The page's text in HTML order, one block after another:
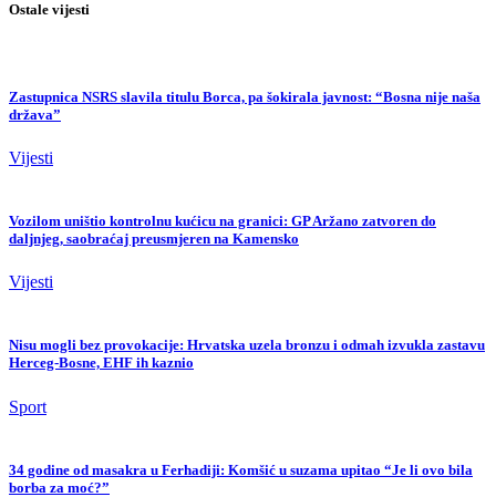
Ostale vijesti
Zastupnica NSRS slavila titulu Borca, pa šokirala javnost: “Bosna nije naša
država”
Vijesti
Vozilom uništio kontrolnu kućicu na granici: GP Aržano zatvoren do
daljnjeg, saobraćaj preusmjeren na Kamensko
Vijesti
Nisu mogli bez provokacije: Hrvatska uzela bronzu i odmah izvukla zastavu
Herceg-Bosne, EHF ih kaznio
Sport
34 godine od masakra u Ferhadiji: Komšić u suzama upitao “Je li ovo bila
borba za moć?”